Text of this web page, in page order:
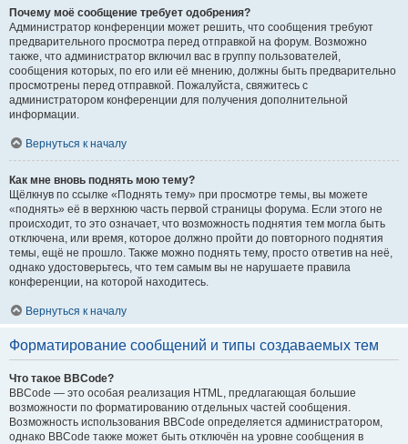
Почему моё сообщение требует одобрения?
Администратор конференции может решить, что сообщения требуют
предварительного просмотра перед отправкой на форум. Возможно
также, что администратор включил вас в группу пользователей,
сообщения которых, по его или её мнению, должны быть предварительно
просмотрены перед отправкой. Пожалуйста, свяжитесь с
администратором конференции для получения дополнительной
информации.
Вернуться к началу
Как мне вновь поднять мою тему?
Щёлкнув по ссылке «Поднять тему» при просмотре темы, вы можете
«поднять» её в верхнюю часть первой страницы форума. Если этого не
происходит, то это означает, что возможность поднятия тем могла быть
отключена, или время, которое должно пройти до повторного поднятия
темы, ещё не прошло. Также можно поднять тему, просто ответив на неё,
однако удостоверьтесь, что тем самым вы не нарушаете правила
конференции, на которой находитесь.
Вернуться к началу
Форматирование сообщений и типы создаваемых тем
Что такое BBCode?
BBCode — это особая реализация HTML, предлагающая большие
возможности по форматированию отдельных частей сообщения.
Возможность использования BBCode определяется администратором,
однако BBCode также может быть отключён на уровне сообщения в